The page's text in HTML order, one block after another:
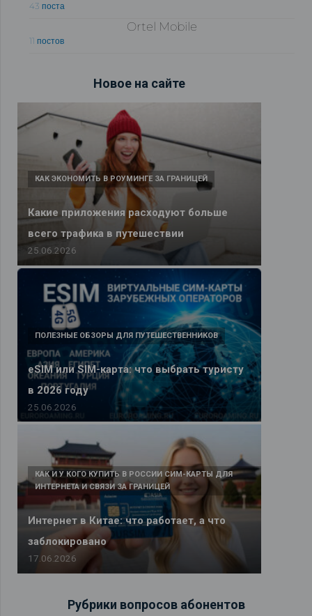
43 поста
Ortel Mobile
11 постов
Новое на сайте
Какие приложения расходуют больше
всего трафика в путешествии
КАК ЭКОНОМИТЬ В РОУМИНГЕ ЗА ГРАНИЦЕЙ
25.06.2026
eSIM или SIM-карта: что выбрать туристу
в 2026 году
ПОЛЕЗНЫЕ ОБЗОРЫ ДЛЯ ПУТЕШЕСТВЕННИКОВ
25.06.2026
Интернет в Китае: что работает, а что
заблокировано
КАК И У КОГО КУПИТЬ В РОССИИ СИМ-КАРТЫ ДЛЯ
ИНТЕРНЕТА И СВЯЗИ ЗА ГРАНИЦЕЙ
17.06.2026
Рубрики вопросов абонентов